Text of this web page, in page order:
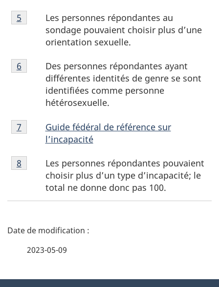
4Notes
de
page
5
Les personnes répondantes au
sondage pouvaient choisir plus d’une
orientation sexuelle.
Retour à la référence de la note de bas de page
5
Notes
de
6
Des personnes répondantes ayant
différentes identités de genre se sont
identifiées comme personne
hétérosexuelle.
Retour à la référence de la note de bas de page
6
Notes
de
de
page
Guide fédéral de référence sur
l’incapacité
Retour à la référence de la note de bas de page
7
Notes
de
Les personnes répondantes pouvaient
choisir plus d’un type d’incapacité; le
total ne donne donc pas 100.
Retour à la référence de la note de bas de page
8
D
2023-05-09